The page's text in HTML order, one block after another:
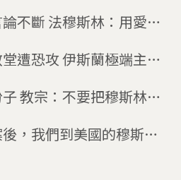
林：用愛和
斯蘭極端主義
林和
，我們到美國的穆斯林